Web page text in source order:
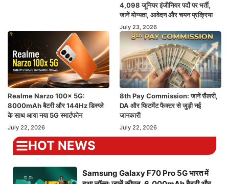
4,098 जूनियर इंजीनियर पदों पर भर्ती,
जानें योग्यता, आवेदन और चयन प्रक्रिया
July 23, 2026
Realme Narzo 100x 5G:
8000mAh बैटरी और 144Hz डिस्प्ले
के साथ आया नया 5G स्मार्टफोन
July 22, 2026
8th Pay Commission: जानें सैलरी,
DA और फिटमेंट फैक्टर से जुड़ी नई
जानकारी
July 22, 2026
HOT NEWS
Samsung Galaxy F70 Pro 5G भारत में